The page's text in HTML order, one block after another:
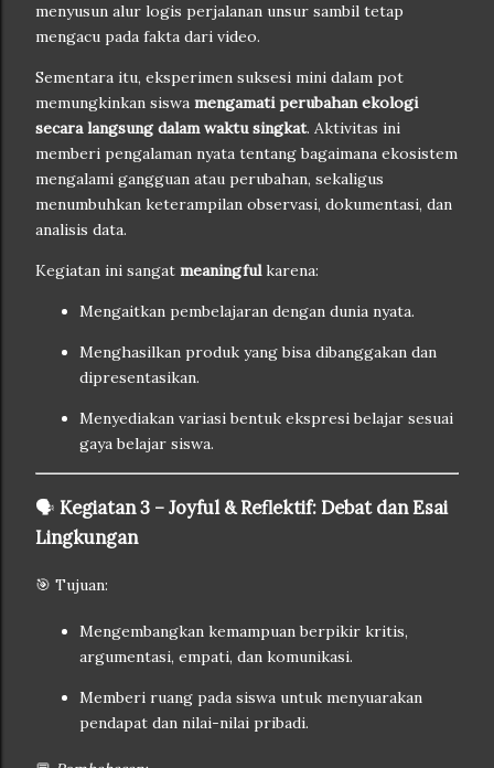
menyusun alur logis perjalanan unsur sambil tetap
mengacu pada fakta dari video.
Sementara itu, eksperimen suksesi mini dalam pot
memungkinkan siswa mengamati perubahan ekologi
secara langsung dalam waktu singkat. Aktivitas ini
memberi pengalaman nyata tentang bagaimana ekosistem
mengalami gangguan atau perubahan, sekaligus
menumbuhkan keterampilan observasi, dokumentasi, dan
analisis data.
Kegiatan ini sangat meaningfulkarena:
Mengaitkan pembelajaran dengan dunia nyata.
Menghasilkan produk yang bisa dibanggakan dan
dipresentasikan.
Menyediakan variasi bentuk ekspresi belajar sesuai
gaya belajar siswa.
🗣️ Kegiatan 3 – Joyful & Reflektif: Debat dan Esai
Lingkungan
🎯 Tujuan:
Mengembangkan kemampuan berpikir kritis,
argumentasi, empati, dan komunikasi.
Memberi ruang pada siswa untuk menyuarakan
pendapat dan nilai-nilai pribadi.